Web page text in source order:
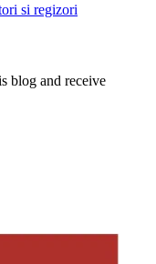
blog and receive